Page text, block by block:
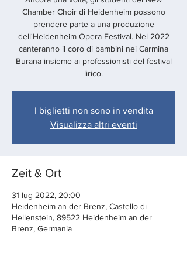
Chamber Choir di Heidenheim possono
prendere parte a una produzione
dell'Heidenheim Opera Festival. Nel 2022
canteranno il coro di bambini nei Carmina
Burana insieme ai professionisti del festival
lirico.
I biglietti non sono in vendita
Visualizza altri eventi
Zeit & Ort
31 lug 2022, 20:00
Heidenheim an der Brenz, Castello di
Hellenstein, 89522 Heidenheim an der
Brenz, Germania